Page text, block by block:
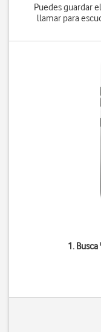
Puedes guardar
llamar para
1. Busca